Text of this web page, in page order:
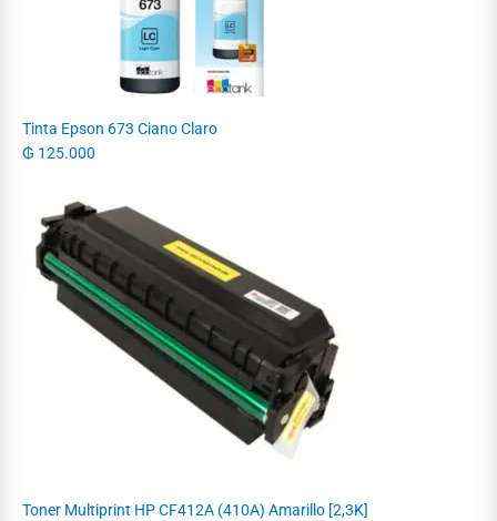
Tinta Epson 673 Ciano Claro
₲ 125.000
Toner Multiprint HP CF412A (410A) Amarillo [2,3K]